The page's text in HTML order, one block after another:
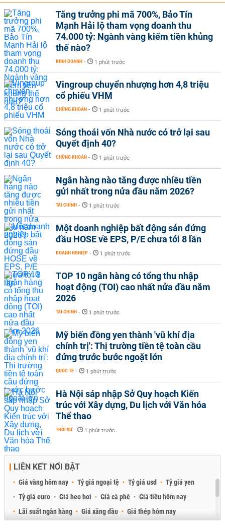
Tăng trưởng phi mã 700%, Bảo Tín
Mạnh Hải lộ tham vọng doanh thu
74.000 tỷ: Ngành vàng kiếm tiền khủng
thế nào?
KINH DOANH - 1 phút trước
Vingroup chuyển nhượng hơn 4,8 triệu
cổ phiếu VHM
CHỨNG KHOÁN - 1 phút trước
Sóng thoái vốn Nhà nước có trở lại sau
Quyết định 40?
CHỨNG KHOÁN - 1 phút trước
Ngân hàng nào tăng được nhiều tiền
gửi nhất trong nửa đầu năm 2026?
TÀI CHÍNH - 1 phút trước
Một doanh nghiệp bất động sản đứng
đầu HOSE về EPS, P/E chưa tới 8 lần
DOANH NGHIỆP - 1 phút trước
TOP 10 ngân hàng có tổng thu nhập
hoạt động (TOI) cao nhất nửa đầu năm
2026
TÀI CHÍNH - 1 phút trước
Mỹ biến đồng yen thành 'vũ khí địa
chính trị': Thị trường tiền tệ toàn cầu
đứng trước bước ngoặt lớn
QUỐC TẾ - 1 phút trước
Hà Nội sáp nhập Sở Quy hoạch Kiến
trúc với Xây dựng, Du lịch với Văn hóa
Thể thao
THỜI SỰ - 1 phút trước
LIÊN KẾT NỔI BẬT
Giá vàng hôm nay Tỷ giá ngoại tệ Tỷ giá usd
Tỷ giá yen
Tỷ giá euro
Giá heo hơi Giá cà phê
Giá tiêu hôm nay
Lãi suất ngân hàng
Giá xăng dầu
Giá thép hôm nay